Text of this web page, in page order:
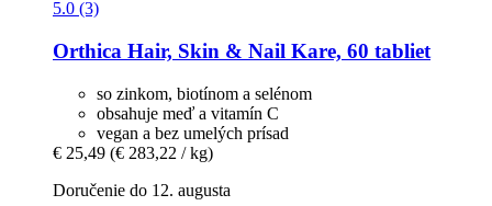
5.0 (3)
Orthica Hair, Skin & Nail Kare, 60 tabliet
so zinkom, biotínom a selénom
obsahuje meď a vitamín C
vegan a bez umelých prísad
€ 25,49 (€ 283,22 / kg)
Doručenie do 12. augusta